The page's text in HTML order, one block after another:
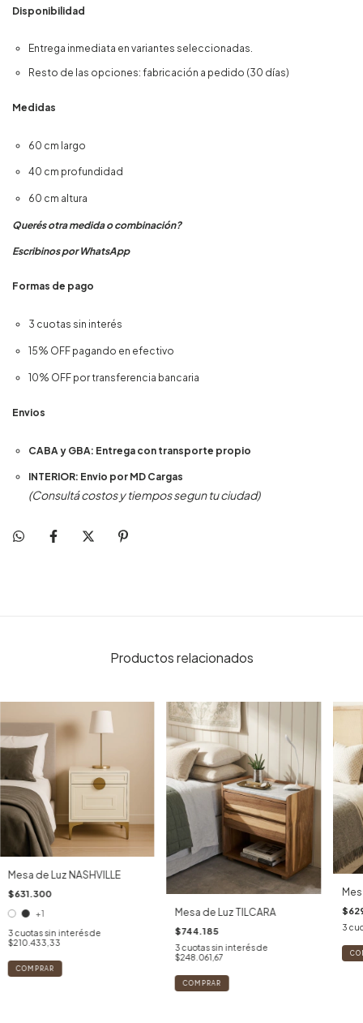
Disponibilidad
Entrega inmediata en variantes seleccionadas.
Resto de las opciones: fabricación a pedido (30 días)
Medidas
60 cm largo
40 cm profundidad
60 cm altura
Querés otra medida o combinación?
Escribinos por WhatsApp
Formas de pago
3 cuotas sin interés
15% OFF pagando en efectivo
10% OFF por transferencia bancaria
Envios
CABA y GBA: Entrega con transporte propio
INTERIOR: Envio por MD Cargas
(Consultá costos y tiempos segun tu ciudad)
Productos relacionados
Mesa de Luz NASHVILLE
$631.300
+1
3 cuotas sin interés de
$210.433,33
COMPRAR
Mesa de Luz TILCARA
$744.185
3 cuotas sin interés de
$248.061,67
3